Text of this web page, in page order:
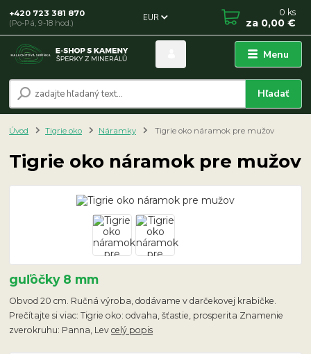
Menu
EUR
Hľadať
+420 723 381 870
(Po-Pá, 9-18 hod.)
0 ks
za 0,00 €
Úvod Tigrie oko Náramky Tigrie oko náramok pre mužov
Tigrie oko náramok pre mužov
guľôčky 8 mm
Obvod 20 cm. Ručná výroba, dodávame v darčekovej krabičke.
Prečítajte si viac: Tigrie oko: odvaha, šťastie, prosperita Znamenie
zverokruhu: Panna, Levcelý popis